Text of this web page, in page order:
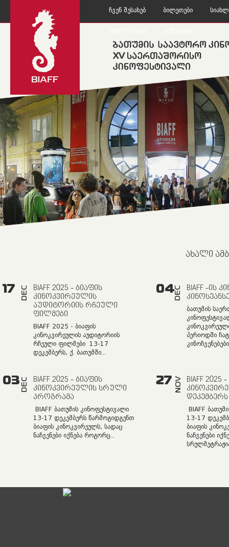
Ჩვენ Შესახებ Ბილეთები
ᲐᲮᲐᲚᲘ
17 DEC
BIAFF 2025 - ᲑᲘᲐᲤᲘᲡ
ᲙᲘᲜᲝᲙᲕᲘᲠᲔᲣᲚᲘᲡ
ᲐᲣᲓᲘᲢᲝᲠᲘᲘᲡ ᲠᲩᲔᲣᲚᲘ
ᲤᲘᲚᲛᲔᲑᲘ
BIAFF 2025 - ბიაფის
კინოკვირეულის აუდიტორიის
რჩეული ფილმები 13-17
დეკემბერს, ქ. ბათუმში...
04DEC
BIAFF -ᲘᲡ
ბათუმის
პერიოდში
03DEC
BIAFF 2025 - ᲑᲘᲐᲤᲘᲡ
ᲙᲘᲜᲝᲙᲕᲘᲠᲔᲣᲚᲘᲡ ᲡᲠᲣᲚᲘ
ᲞᲠᲝᲒᲠᲐᲛᲐ
BIAFF ბათუმის კინოფესტივალი
13-17 დეკემბერს წარმოგიდგენთ
ბიაფის კინოკვირეულს, სადაც
ნაჩვენები იქნება როგორც...
27 NOV
BIAFF 2025
BIAFF
13-17
ბიაფის
ნაჩვენები